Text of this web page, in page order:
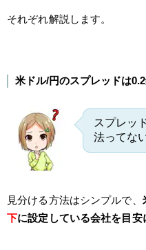
それぞれ解説します。
米ドル/円のスプレッドは
スプレッ
法ってな
見分ける方法はシンプルで、
下に設定している会社を目安